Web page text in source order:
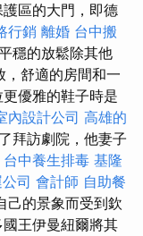
區的大門，即德
行銷 離婚 台中搬
穩的放鬆除其他
舒適的房間和一
優雅的鞋子時是
內設計公司 高雄的
拜訪劇院，他妻子
台中養生排毒 基隆
司 會計師 自助餐
己的景象而受到欽
王伊曼紐爾將其